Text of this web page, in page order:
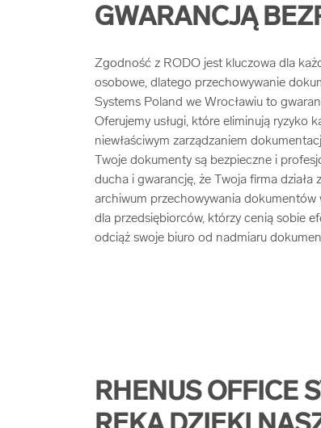
GWARANCJĄ
Zgodność z RODO jest kluczowa dla
osobowe, dlatego przechowywanie
Systems Poland we Wrocławiu to
Oferujemy usługi, które eliminują ryzyko
niewłaściwym zarządzaniem
Twoje dokumenty są bezpieczne i
ducha i gwarancję, że Twoja firma działa
archiwum przechowywania dokumentów
dla przedsiębiorców, którzy cenią sobie
odciąż swoje biuro od nadmiaru
RHENUS OFFICE